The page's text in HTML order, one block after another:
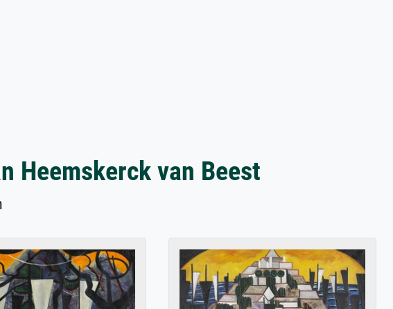
Heemskerck van Beest